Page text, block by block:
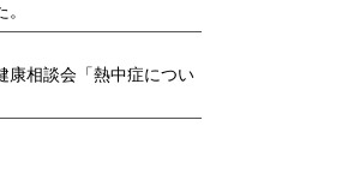
康相談会「熱中症につい